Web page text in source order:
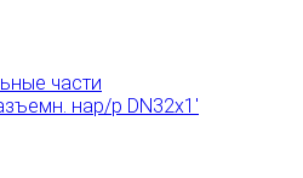
части
нар/р DN32х1'